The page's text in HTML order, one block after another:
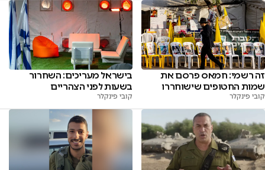
זה רשמי: חמאס פרסם את
שמות החטופים שישוחררו
קובי פינקלר
בישראל מעריכים: השחרור
בשעות לפני הצהריים
קובי פינקלר